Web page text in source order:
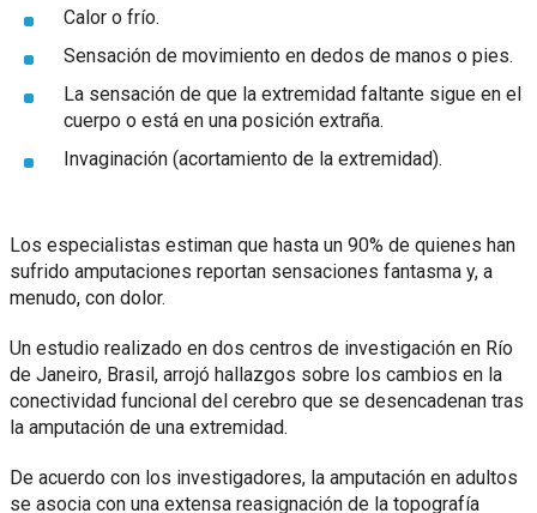
Calor o frío.
Sensación de movimiento en dedos de manos o pies.
La sensación de que la extremidad faltante sigue en el
cuerpo o está en una posición extraña.
Invaginación (acortamiento de la extremidad).
Los especialistas estiman que hasta un 90% de quienes han
sufrido amputaciones reportan sensaciones fantasma y, a
menudo, con dolor.
Un estudio realizado en dos centros de investigación en Río
de Janeiro, Brasil, arrojó hallazgos sobre los cambios en la
conectividad funcional del cerebro que se desencadenan tras
la amputación de una extremidad.
De acuerdo con los investigadores, la amputación en adultos
se asocia con una extensa reasignación de la topografía